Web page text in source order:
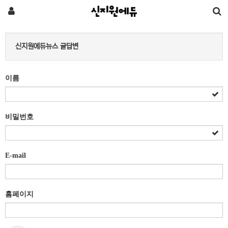
신지원에듀뉴스 글답변
이름
비밀번호
E-mail
홈페이지